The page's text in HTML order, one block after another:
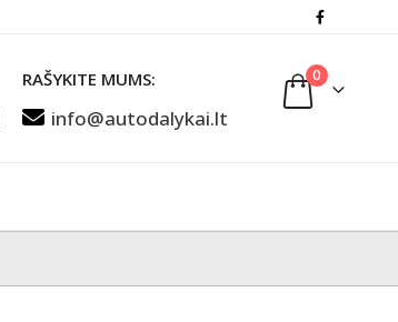
RAŠYKITE MUMS:
info@autodalykai.lt
0